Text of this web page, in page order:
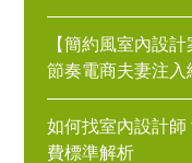
【簡約風室內設
節奏電商夫妻注入
如何找室內設計
費標準解析